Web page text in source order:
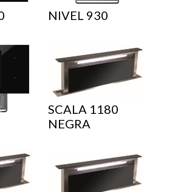
NIVEL 930
SCALA 1180
NEGRA